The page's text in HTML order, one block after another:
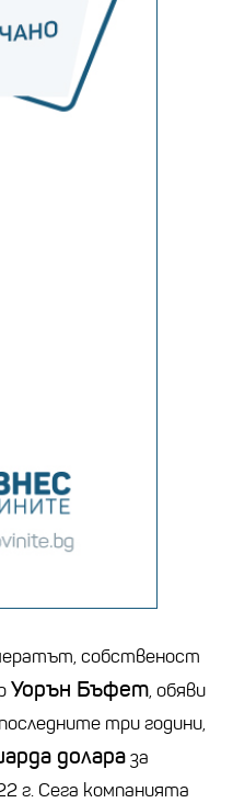
собственост
Уорън Бъфет, обяви
три години,
долараза
г. Сега компанията